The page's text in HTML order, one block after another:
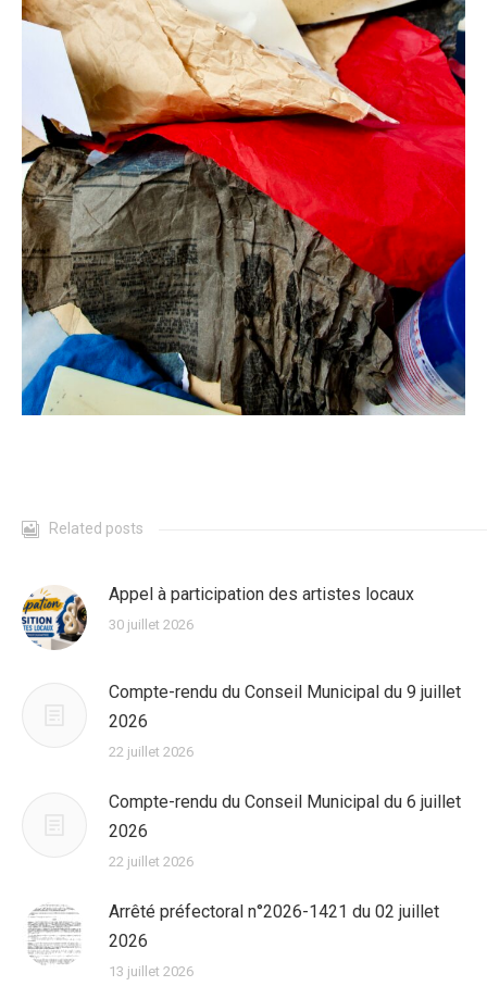
Related posts
Appel à participation des artistes locaux
30 juillet 2026
Compte-rendu du Conseil Municipal du 9 juillet
2026
22 juillet 2026
Compte-rendu du Conseil Municipal du 6 juillet
2026
22 juillet 2026
Arrêté préfectoral n°2026-1421 du 02 juillet
2026
13 juillet 2026